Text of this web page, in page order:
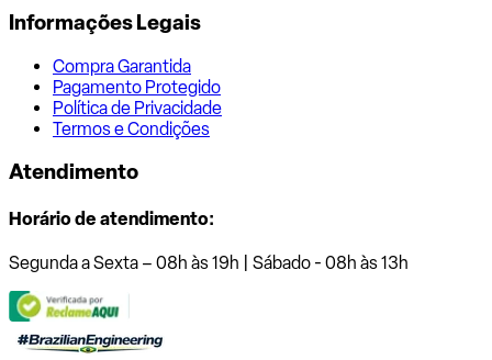
Informações Legais
Compra Garantida
Pagamento Protegido
Política de Privacidade
Termos e Condições
Atendimento
Horário de atendimento:
Segunda a Sexta – 08h às 19h | Sábado - 08h às 13h